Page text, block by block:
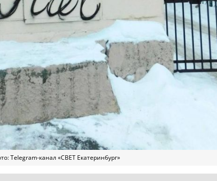
Telegram-канал «СВЕТ Екатеринбург»